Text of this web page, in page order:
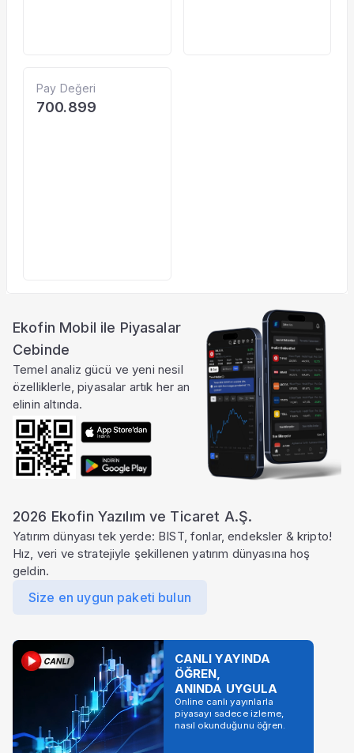
Pay Değeri
700.899
Ekofin Mobil ile Piyasalar
Cebinde
Temel analiz gücü ve yeni nesil
özelliklerle, piyasalar artık her an
elinin altında.
2026 Ekofin Yazılım ve Ticaret A.Ş.
Yatırım dünyası tek yerde: BIST, fonlar, endeksler & kripto!
Hız, veri ve stratejiyle şekillenen yatırım dünyasına hoş
geldin.
Size en uygun paketi bulun
CANLI YAYINDA
ÖĞREN,
ANINDA UYGULA
Online canlı yayınlarla
piyasayı sadece izleme,
nasıl okunduğunu öğren.